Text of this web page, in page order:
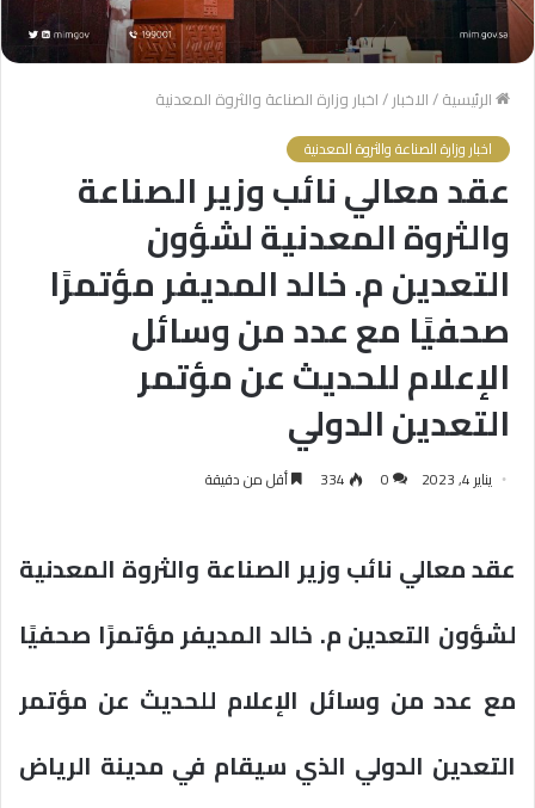
الرئيسية/الاخبار/اخبار وزارة الصناعة والثروة المعدنية
اخبار وزارة الصناعة والثروة المعدنية
عقد معالي نائب وزير الصناعة
والثروة المعدنية لشؤون
التعدين م. خالد المديفر مؤتمرًا
صحفيًا مع عدد من وسائل
الإعلام للحديث عن مؤتمر
التعدين الدولي
يناير 4, 2023 0
334 أقل من دقيقة
عقد معالي نائب وزير الصناعة والثروة المعدنية
لشؤون التعدين م. خالد المديفر مؤتمرًا صحفيًا
مع عدد من وسائل الإعلام للحديث عن مؤتمر
التعدين الدولي الذي سيقام في مدينة الرياض